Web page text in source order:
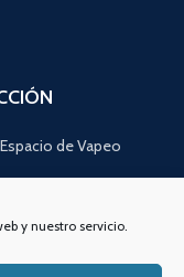
y nuestro servicio.
Espacio de Vapeo
2,